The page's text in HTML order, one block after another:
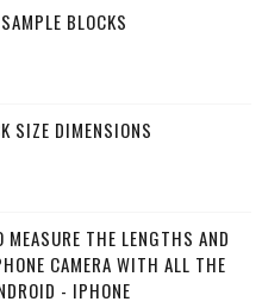
BLOCKS
SIZE DIMENSIONS
THE LENGTHS AND
CAMERA WITH ALL THE
- IPHONE